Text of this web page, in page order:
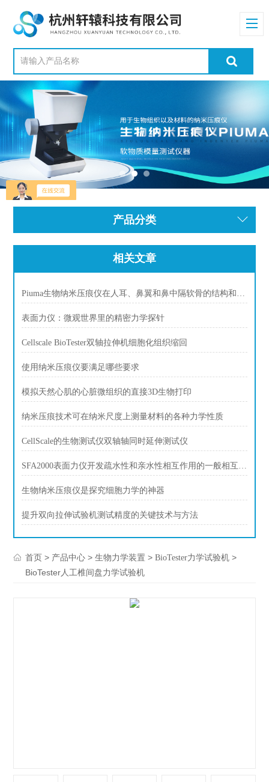
产品分类
相关文章
Piuma生物纳米压痕仪在人耳、鼻翼和鼻中隔软骨的结构和机械比较
表面力仪：微观世界里的精密力学探针
Cellscale BioTester双轴拉伸机细胞化组织缩回
使用纳米压痕仪要满足哪些要求
模拟天然心肌的心脏微组织的直接3D生物打印
纳米压痕技术可在纳米尺度上测量材料的各种力学性质
CellScale的生物测试仪双轴轴同时延伸测试仪
SFA2000表面力仪开发疏水性和亲水性相互作用的一般相互作用潜力
生物纳米压痕仪是探究细胞力学的神器
提升双向拉伸试验机测试精度的关键技术与方法
首页 > 产品中心 >生物力学装置 >BioTester力学试验机 >
BioTester人工椎间盘力学试验机